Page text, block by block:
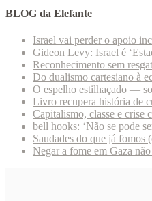
BLOG da Elefante
Israel vai perder o apoio
Gideon Levy: Israel é
Reconhecimento sem
Do dualismo cartesiano à
O espelho estilhaçado —
Livro recupera história de
Capitalismo, classe e crise
bell hooks: ‘Não se pode
Saudades do que já fomos
Negar a fome em Gaza